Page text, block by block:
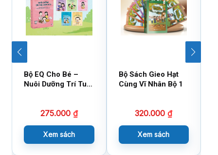
Bộ EQ Cho Bé –
Nuôi Dưỡng Trí Tuệ
275.000 ₫
Xem sách
Bộ Sách Gieo Hạt
Cùng Vĩ Nhân Bộ 1
320.000₫
Xem sách